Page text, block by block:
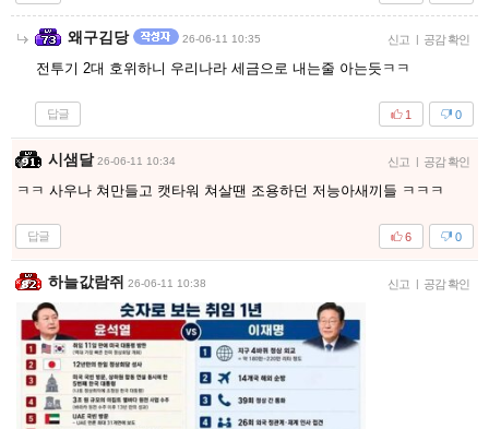
왜구김당 26-06-11 10:35 신고 | 공감 확인
전투기 2대 호위하니 우리나라 세금으로 내는줄 아는듯ㅋㅋ
답글 0
1
시샘달 26-06-11 10:34 신고 | 공감 확인
ㅋㅋ 사우나 쳐만들고 캣타워 쳐살땐 조용하던 저능아새끼들 ㅋㅋㅋ
답글 0
6
하늘값람쥐 26-06-11 10:38 신고 | 공감 확인